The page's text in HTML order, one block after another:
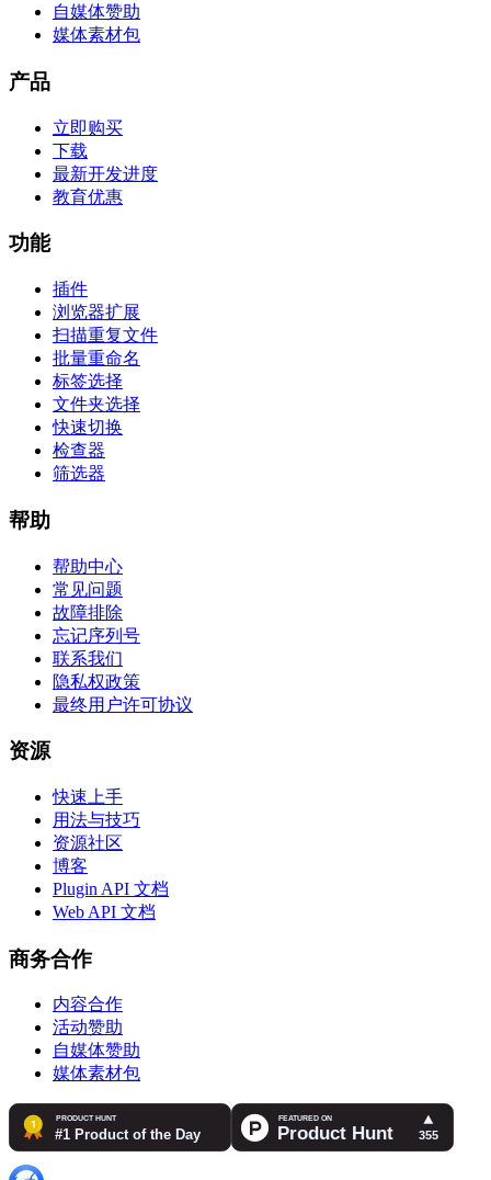
自媒体赞助
媒体素材包
产品
立即购买
下载
最新开发进度
教育优惠
功能
插件
浏览器扩展
扫描重复文件
批量重命名
标签选择
文件夹选择
快速切换
检查器
筛选器
帮助
帮助中心
常见问题
故障排除
忘记序列号
联系我们
隐私权政策
最终用户许可协议
资源
快速上手
用法与技巧
资源社区
博客
Plugin API 文档
Web API 文档
商务合作
内容合作
活动赞助
自媒体赞助
媒体素材包